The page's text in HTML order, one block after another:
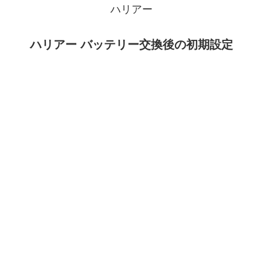
ハリアー
ハリアー バッテリー交換後の初期設定